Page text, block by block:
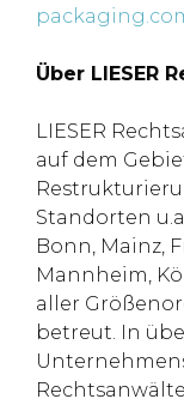
Über LIESER
LIESER
auf dem
Standorten
Bonn, Mainz,
Mannheim,
aller
betreut. In